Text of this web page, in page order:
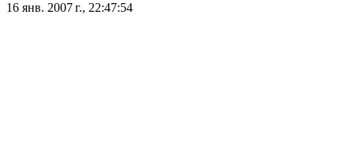
16 янв. 2007 г., 22:47:54